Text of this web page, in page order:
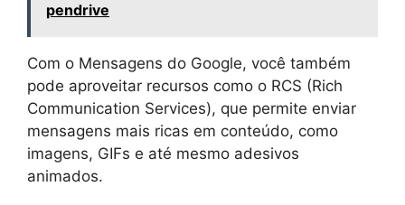
pendrive
Com o Mensagens do Google, você também
pode aproveitar recursos como o RCS (Rich
Communication Services), que permite enviar
mensagens mais ricas em conteúdo, como
imagens, GIFs e até mesmo adesivos
animados.